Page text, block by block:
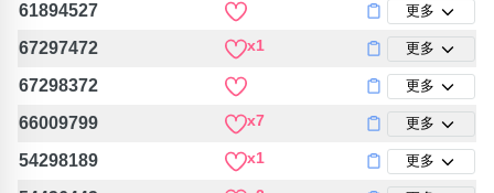
61894527 更多
67297472 x1 更多
67298372 更多
66009799 x7 更多
54298189 x1 更多